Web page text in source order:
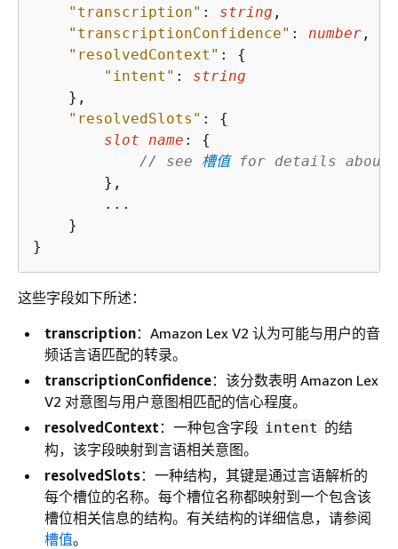
"transcription" : string ,
"transcriptionConfidence" : number ,
"resolvedContext" : {
"intent" : string
    },
"resolvedSlots" : {
slot name : {
// see 槽值 for details about
        },
        ...
    }
}
这些字段如下所述：
transcription：Amazon Lex V2 认为可能与用户的音
频话言语匹配的转录。
transcriptionConfidence：该分数表明 Amazon Lex
V2 对意图与用户意图相匹配的信心程度。
resolvedContext ：一种包含字段 intent 的结
构，该字段映射到言语相关意图。
resolvedSlots：一种结构，其键是通过言语解析的
每个槽位的名称。每个槽位名称都映射到一个包含该
槽位相关信息的结构。有关结构的详细信息，请参阅
槽值。